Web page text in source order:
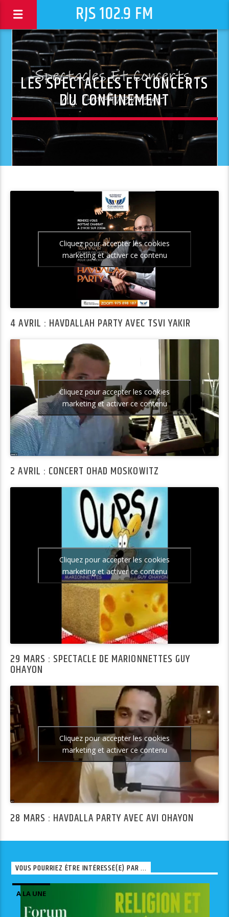
RJS 102.9 FM
LES SPECTACLES ET CONCERTS
DU CONFINEMENT
Cliquez pour accepter les cookies
marketing et activer ce contenu
4 AVRIL : HAVDALLAH PARTY AVEC TSVI YAKIR
Cliquez pour accepter les cookies
marketing et activer ce contenu
2 AVRIL : CONCERT OHAD MOSKOWITZ
Cliquez pour accepter les cookies
marketing et activer ce contenu
29 MARS : SPECTACLE DE MARIONNETTES GUY
OHAYON
Cliquez pour accepter les cookies
marketing et activer ce contenu
28 MARS : HAVDALLA PARTY AVEC AVI OHAYON
VOUS POURRIEZ ÊTRE INTÉRESSÉ(E) PAR ...
A LA UNE